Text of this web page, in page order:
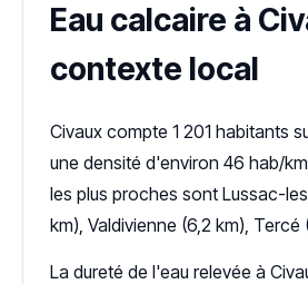
Eau calcaire à
contexte local
Civaux compte 1 201 habitants
une densité d'environ 46 hab/
les plus proches sont Lussac-
km), Valdivienne (6,2 km), Tercé
La dureté de l'eau relevée à